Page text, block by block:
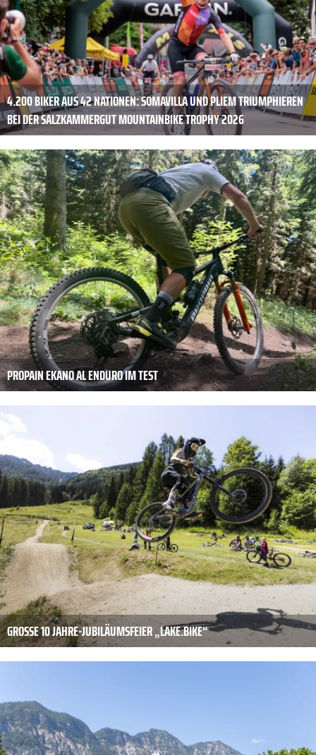
4.200 BIKER AUS 42 NATIONEN: SOMAVILLA UND PLIEM TRIUMPHIEREN
BEI DER SALZKAMMERGUT MOUNTAINBIKE TROPHY 2026
PROPAIN EKANO AL ENDURO IM TEST
GROSSE 10 JAHRE-JUBILÄUMSFEIER „LAKE.BIKE“